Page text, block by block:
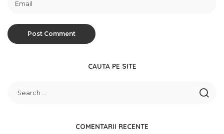
CAUTA PE SITE
COMENTARII RECENTE